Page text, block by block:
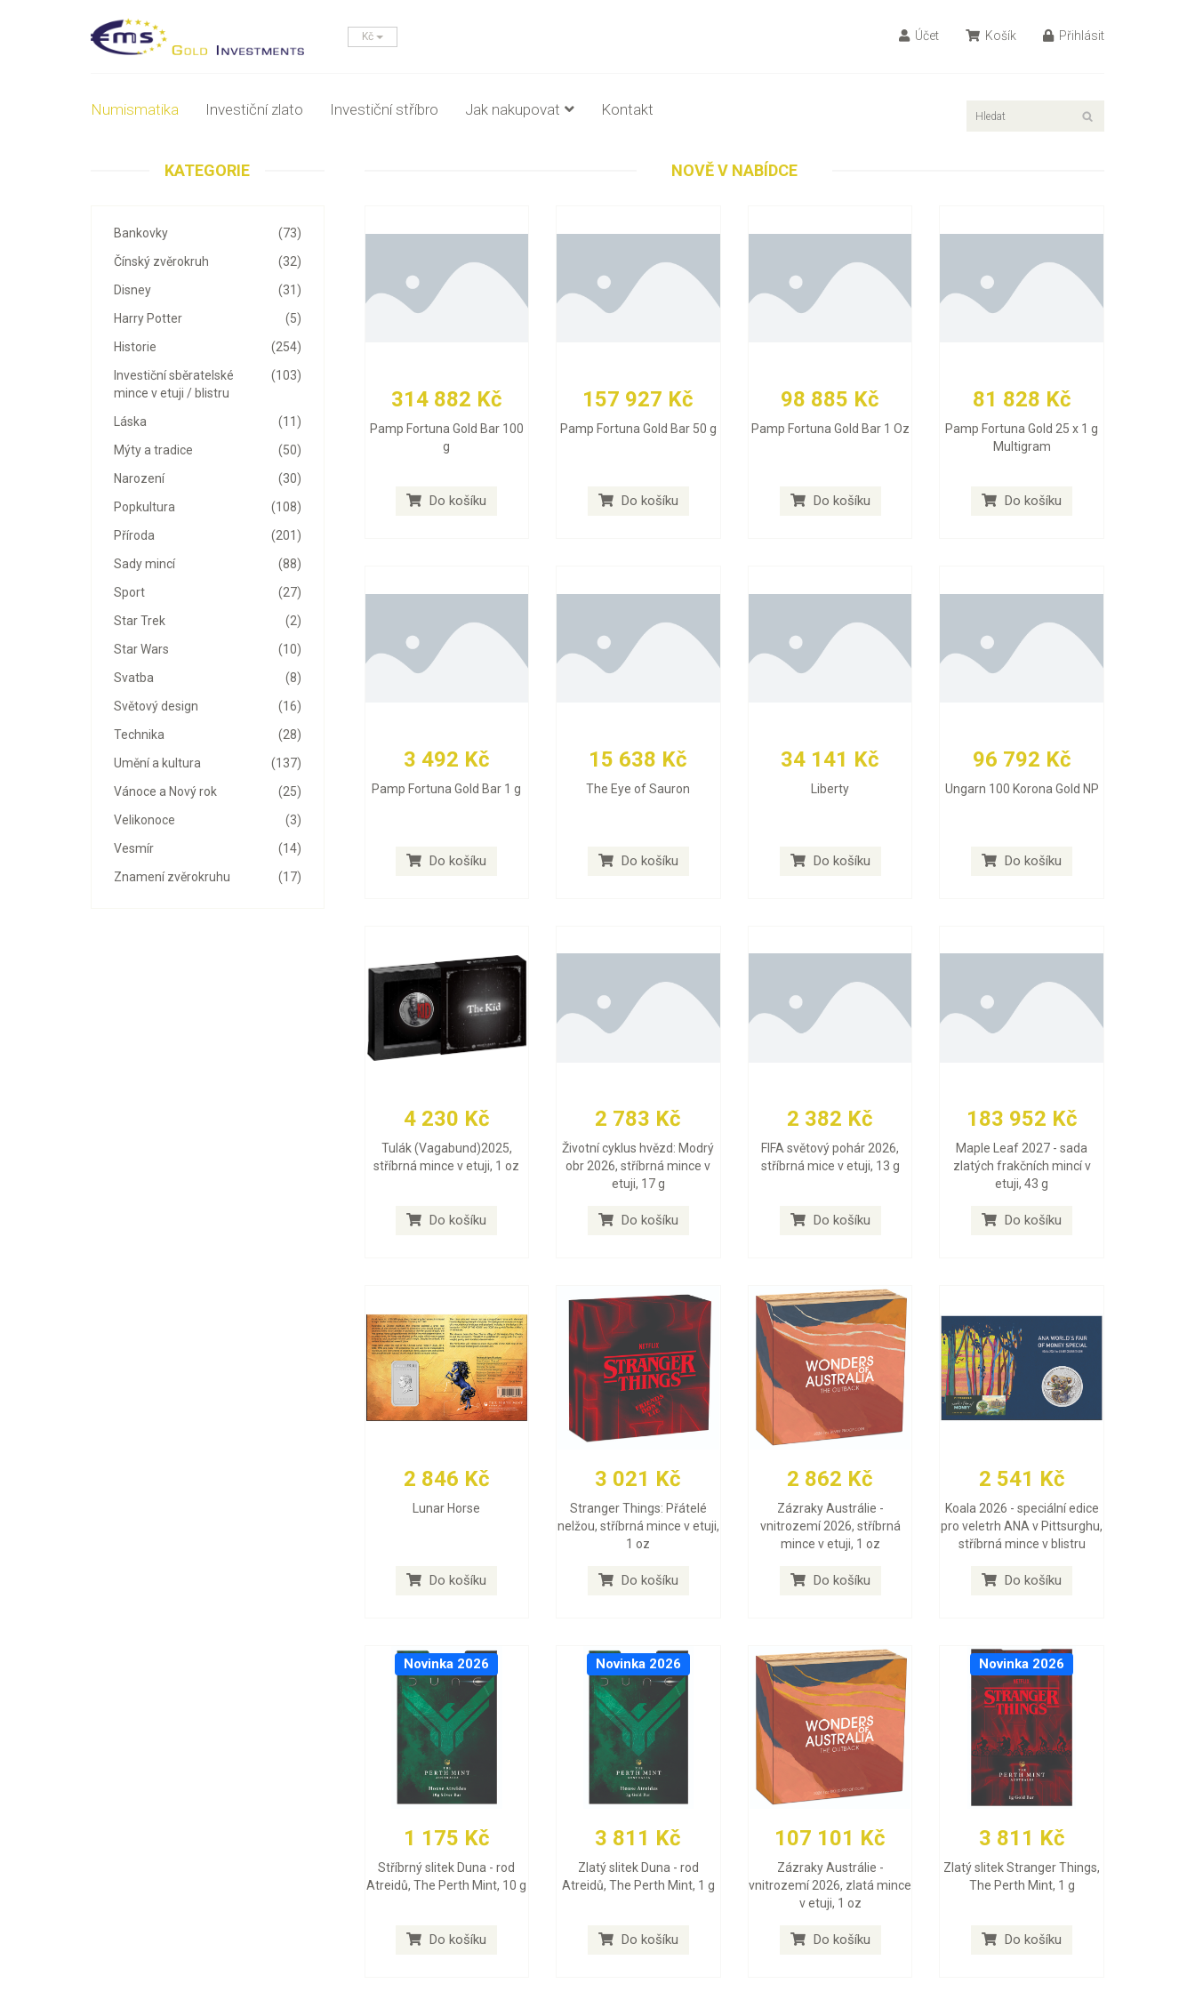
Kč Účet Košík Přihlásit
Numismatika Investiční zlato Investiční stříbro Jak nakupovat Kontakt
KATEGORIE
(73)
Bankovky
(32)
Čínský zvěrokruh
(31)
Disney
(5)
Harry Potter
(254)
Historie
(103)
Investiční sběratelské
mince v etuji / blistru
(11)
Láska
(50)
Mýty a tradice
(30)
Narození
(108)
Popkultura
(201)
Příroda
(88)
Sady mincí
(27)
Sport
(2)
Star Trek
(10)
Star Wars
(8)
Svatba
(16)
Světový design
(28)
Technika
(137)
Umění a kultura
(25)
Vánoce a Nový rok
(3)
Velikonoce
(14)
Vesmír
(17)
Znamení zvěrokruhu
NOVĚ V NABÍDCE
314 882 Kč
Pamp Fortuna Gold Bar 100
g
Do košíku
157 927 Kč
Pamp Fortuna Gold Bar 50 g
Do košíku
98 885 Kč
Pamp Fortuna Gold Bar 1 Oz
Do košíku
81 828 Kč
Pamp Fortuna Gold 25 x 1 g
Multigram
Do košíku
3 492 Kč
Pamp Fortuna Gold Bar 1 g
Do košíku
15 638 Kč
The Eye of Sauron
Do košíku
34 141 Kč
Liberty
Do košíku
96 792 Kč
Ungarn 100 Korona Gold NP
Do košíku
4 230 Kč
Tulák (Vagabund)2025,
stříbrná mince v etuji, 1 oz
Do košíku
2 783 Kč
Životní cyklus hvězd: Modrý
obr 2026, stříbrná mince v
etuji, 17 g
Do košíku
2 382 Kč
FIFA světový pohár 2026,
stříbrná mice v etuji, 13 g
Do košíku
183 952 Kč
Maple Leaf 2027 - sada
zlatých frakčních mincí v
etuji, 43 g
Do košíku
2 846 Kč
Lunar Horse
Do košíku
3 021 Kč
Stranger Things: Přátelé
nelžou, stříbrná mince v etuji,
1 oz
Do košíku
2 862 Kč
Zázraky Austrálie -
vnitrozemí 2026, stříbrná
mince v etuji, 1 oz
Do košíku
2 541 Kč
Koala 2026 - speciální edice
pro veletrh ANA v Pittsurghu,
stříbrná mince v blistru
Do košíku
Novinka 2026
1 175 Kč
Stříbrný slitek Duna - rod
Atreidů, The Perth Mint, 10 g
Do košíku
Novinka 2026
3 811 Kč
Zlatý slitek Duna - rod
Atreidů, The Perth Mint, 1 g
Do košíku
107 101 Kč
Zázraky Austrálie -
vnitrozemí 2026, zlatá mince
v etuji, 1 oz
Do košíku
Novinka 2026
3 811 Kč
Zlatý slitek Stranger Things,
The Perth Mint, 1 g
Do košíku